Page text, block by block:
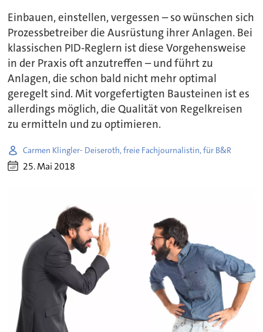
Einbauen, einstellen, vergessen – so wünschen sich
Prozessbetreiber die Ausrüstung ihrer Anlagen. Bei
klassischen PID-Reglern ist diese Vorgehensweise
in der Praxis oft anzutreffen – und führt zu
Anlagen, die schon bald nicht mehr optimal
geregelt sind. Mit vorgefertigten Bausteinen ist es
allerdings möglich, die Qualität von Regelkreisen
zu ermitteln und zu optimieren.
Carmen Klingler- Deiseroth, freie Fachjournalistin, für B&R
25. Mai 2018